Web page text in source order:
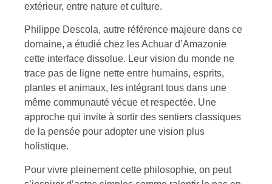
extérieur, entre nature et culture.
Philippe Descola, autre référence majeure dans ce
domaine, a étudié chez les Achuar d’Amazonie
cette interface dissolue. Leur vision du monde ne
trace pas de ligne nette entre humains, esprits,
plantes et animaux, les intégrant tous dans une
même communauté vécue et respectée. Une
approche qui invite à sortir des sentiers classiques
de la pensée pour adopter une vision plus
holistique.
Pour vivre pleinement cette philosophie, on peut